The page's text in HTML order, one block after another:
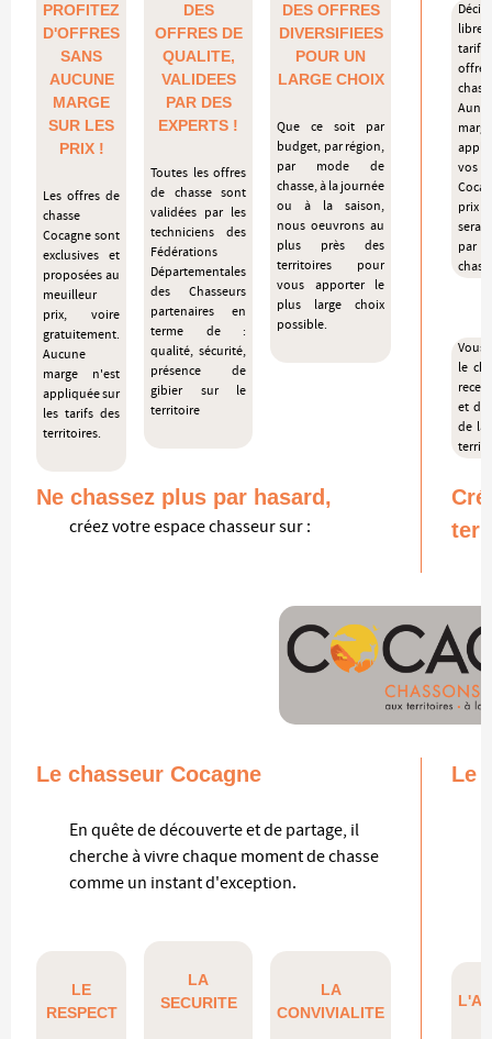
PROFITEZ
D'OFFRES
SANS
AUCUNE
MARGE
SUR LES
PRIX !
Les offres de
chasse
Cocagne sont
exclusives et
proposées au
meuilleur
prix, voire
gratuitement.
Aucune
marge n'est
appliquée sur
les tarifs des
territoires.
DES
OFFRES DE
QUALITE,
VALIDEES
PAR DES
EXPERTS !
Toutes les offres
de chasse sont
validées par les
techniciens des
Fédérations
Départementales
des Chasseurs
partenaires en
terme de :
qualité, sécurité,
présence de
gibier sur le
territoire
DES OFFRES
DIVERSIFIEES
POUR UN
LARGE CHOIX
Que ce soit par
budget, par région,
par mode de
chasse, à la journée
ou à la saison,
nous oeuvrons au
plus près des
territoires pour
vous apporter le
plus large choix
possible.
tarif
vos
prix
sera
Vous
le
et
de la
Ne chassez plus par hasard,
créez votre espace chasseur sur :
Le chasseur Cocagne
En quête de découverte et de partage, il
cherche à vivre chaque moment de chasse
comme un instant d'exception.
Le
LE
RESPECT
LA
SECURITE
LA
CONVIVIALITE